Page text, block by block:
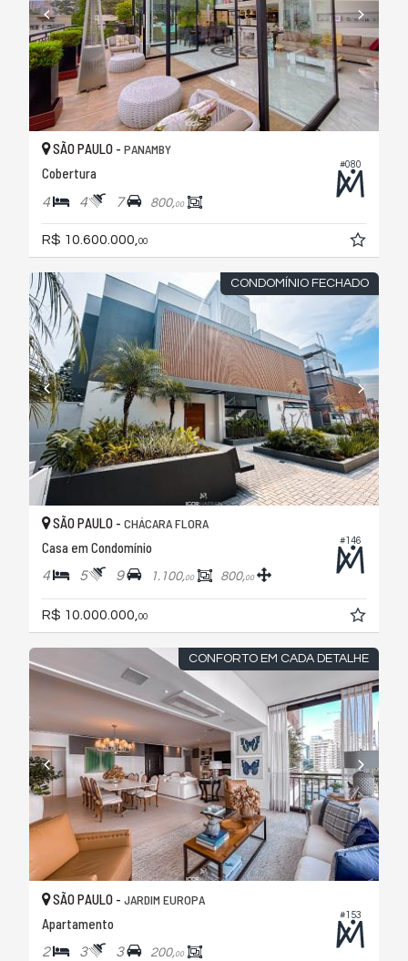
#080
SÃO PAULO - PANAMBY
Cobertura
4 4 7 800,00
R$ 10.600.000, 00
CONDOMÍNIO FECHADO
#146
SÃO PAULO - CHÁCARA FLORA
Casa em Condomínio
4 5 9 1.100,00 800,00
R$ 10.000.000,00
CONFORTO EM CADA DETALHE
#153
SÃO PAULO - JARDIM EUROPA
Apartamento
2 3 3 200,00